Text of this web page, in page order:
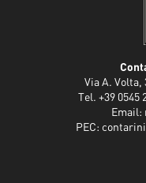
Via A. Volta,
Tel. +39 0545
Email:
PEC: